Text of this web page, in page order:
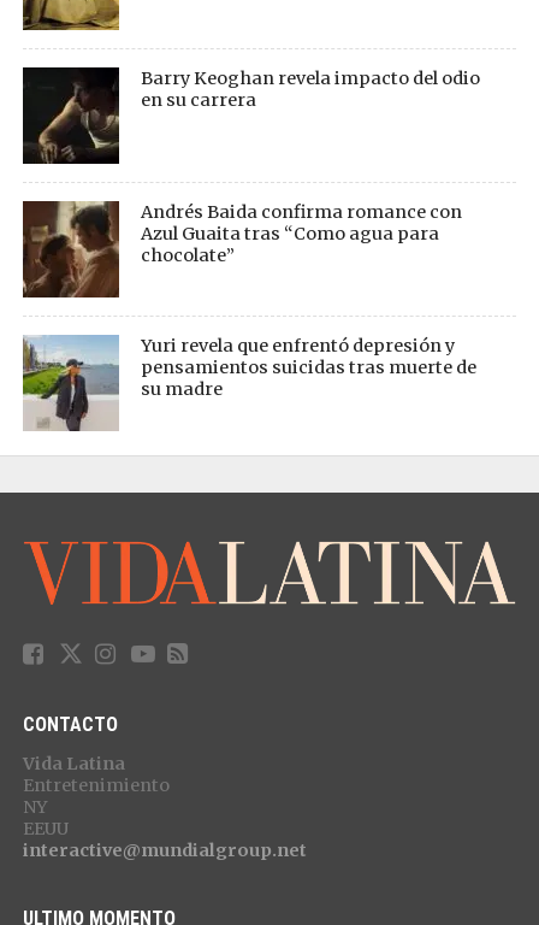
Barry Keoghan revela impacto del odio
en su carrera
Andrés Baida confirma romance con
Azul Guaita tras “Como agua para
chocolate”
Yuri revela que enfrentó depresión y
pensamientos suicidas tras muerte de
su madre
CONTACTO
Vida Latina
Entretenimiento
NY
EEUU
interactive@mundialgroup.net
ULTIMO MOMENTO